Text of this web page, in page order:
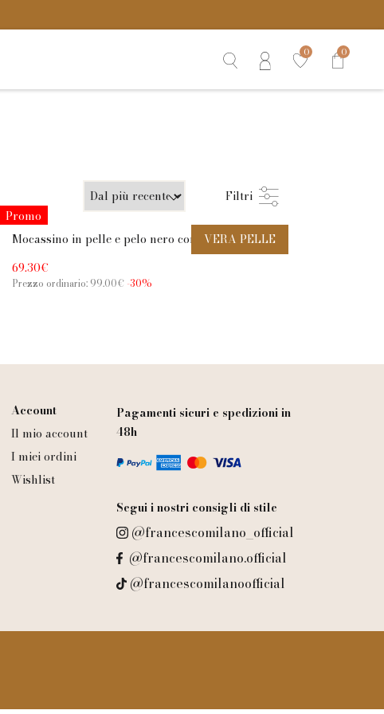
0 0
Filtri
VERA PELLE
Promo
Mocassino in pelle e pelo nero con fondo
69.30€
Prezzo ordinario: 99.00€ -30%
Account
Il mio account
I miei ordini
Wishlist
Pagamenti sicuri e spedizioni in
48h
Segui i nostri consigli di stile
@francescomilano_official
@francescomilano.official
@francescomilanoofficial